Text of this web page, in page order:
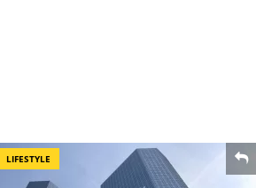
LIFESTYLE